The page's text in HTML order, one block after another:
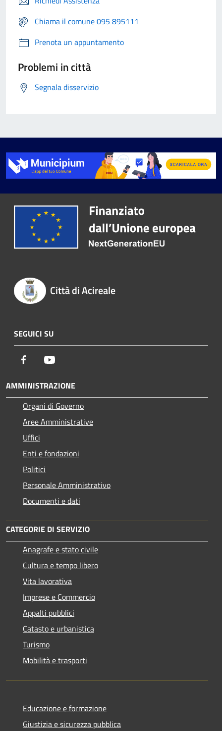
Chiama il comune 095 895111
Prenota un appuntamento
Problemi in città
Segnala disservizio
Città di Acireale
SEGUICI SU
Facebook
AMMINISTRAZIONE
Organi di Governo
Aree Amministrative
Uffici
Enti e fondazioni
Politici
Personale Amministrativo
Documenti e dati
CATEGORIE DI SERVIZIO
Anagrafe e stato civile
Cultura e tempo libero
Vita lavorativa
Imprese e Commercio
Appalti pubblici
Catasto e urbanistica
Turismo
Mobilità e trasporti
Educazione e formazione
Giustizia e sicurezza pubblica